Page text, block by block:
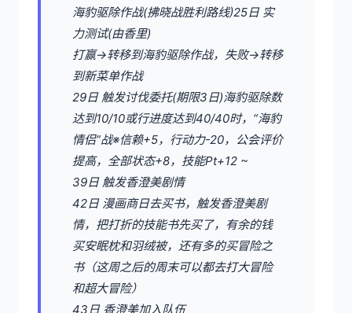
海豹驱除作战(拂晓战胜利路线)25日 实
力测试(由香里)
打赢→转移到海豹驱除作战，失败→转移
到新菜单作战
29日 触发讨伐委托(期限3日)海豹驱除数
达到10/10或行进度达到40/40时，“海豹
情侣”战※信赖+5，行动力-20，公会评价
提高，全部状态+8，技能Pt+12 ~
39日 触发香澄美剧情
42日 漫画商日去买书，触发香澄美剧
情，把打折的技能书先买了，有余的钱
买安眠枕和羽绒被，还有多的买冒险之
书（这周之后的周末可以都去打大冒险
和超大冒险）
43日 香澄美加入队伍